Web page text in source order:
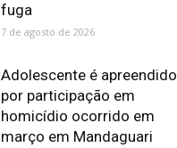
fuga
7 de agosto de 2026
Adolescente é apreendido
por participação em
homicídio ocorrido em
março em Mandaguari